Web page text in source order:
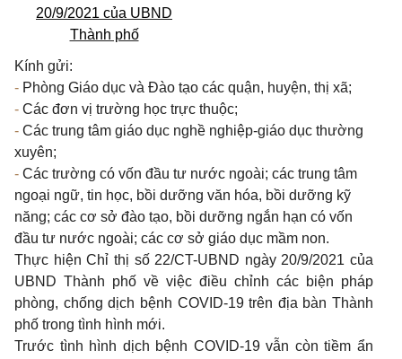
20/9/2021 của UBND
Thành phố
Kính gửi:
- Phòng Giáo dục và Đào tạo các quận, huyện, thị xã;
- Các đơn vị trường học trực thuộc;
- Các trung tâm giáo dục nghề nghiệp-giáo dục thường
xuyên;
- Các trường có vốn đầu tư nước ngoài; các trung tâm
ngoại ngữ, tin học, bồi dưỡng văn hóa, bồi dưỡng kỹ
năng; các cơ sở đào tạo, bồi dưỡng ngắn hạn có vốn
đầu tư nước ngoài; các cơ sở giáo dục mầm non.
Thực hiện Chỉ thị số 22/CT-UBND ngày 20/9/2021 của
UBND Thành phố về việc điều chỉnh các biện pháp
phòng, chống dịch bệnh COVID-19 trên địa bàn Thành
phố trong tình hình mới.
Trước tình hình dịch bệnh COVID-19 vẫn còn tiềm ẩn